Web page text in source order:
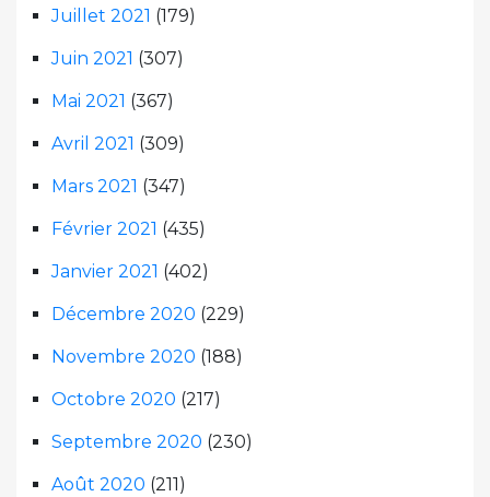
Juillet 2021 (179)
Juin 2021 (307)
Mai 2021 (367)
Avril 2021 (309)
Mars 2021 (347)
Février 2021 (435)
Janvier 2021 (402)
Décembre 2020 (229)
Novembre 2020 (188)
Octobre 2020 (217)
Septembre 2020 (230)
Août 2020 (211)